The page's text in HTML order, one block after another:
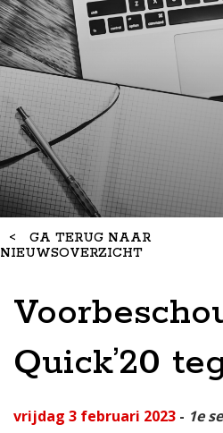
< GA TERUG NAAR
NIEUWSOVERZICHT
Quick’20
vrijdag 3 februari 2023 - 1e